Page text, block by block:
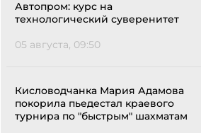
Автопром: курс на
технологический суверенитет
05 августа, 09:50
Кисловодчанка Мария Адамова
покорила пьедестал краевого
турнира по "быстрым" шахматам